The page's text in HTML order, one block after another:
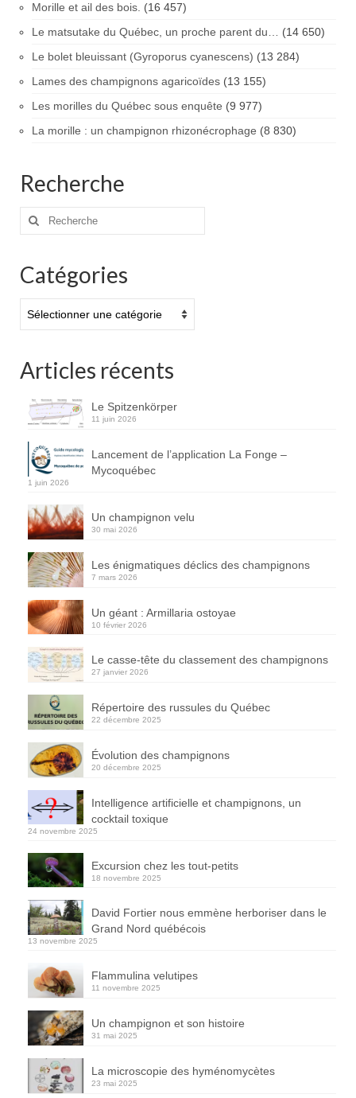
Morille et ail des bois. (16 457)
Le matsutake du Québec, un proche parent du… (14 650)
Le bolet bleuissant (Gyroporus cyanescens) (13 284)
Lames des champignons agaricoïdes (13 155)
Les morilles du Québec sous enquête (9 977)
La morille : un champignon rhizonécrophage (8 830)
Recherche
Rechercher
Catégories
Articles récents
Le Spitzenkörper
11 juin 2026
Lancement de l’application La Fonge –
Mycoquébec
1 juin 2026
Un champignon velu
30 mai 2026
Les énigmatiques déclics des champignons
7 mars 2026
Un géant : Armillaria ostoyae
10 février 2026
Le casse-tête du classement des champignons
27 janvier 2026
Répertoire des russules du Québec
22 décembre 2025
Évolution des champignons
20 décembre 2025
Intelligence artificielle et champignons, un
cocktail toxique
24 novembre 2025
Excursion chez les tout-petits
18 novembre 2025
David Fortier nous emmène herboriser dans le
Grand Nord québécois
13 novembre 2025
Flammulina velutipes
11 novembre 2025
Un champignon et son histoire
31 mai 2025
La microscopie des hyménomycètes
23 mai 2025